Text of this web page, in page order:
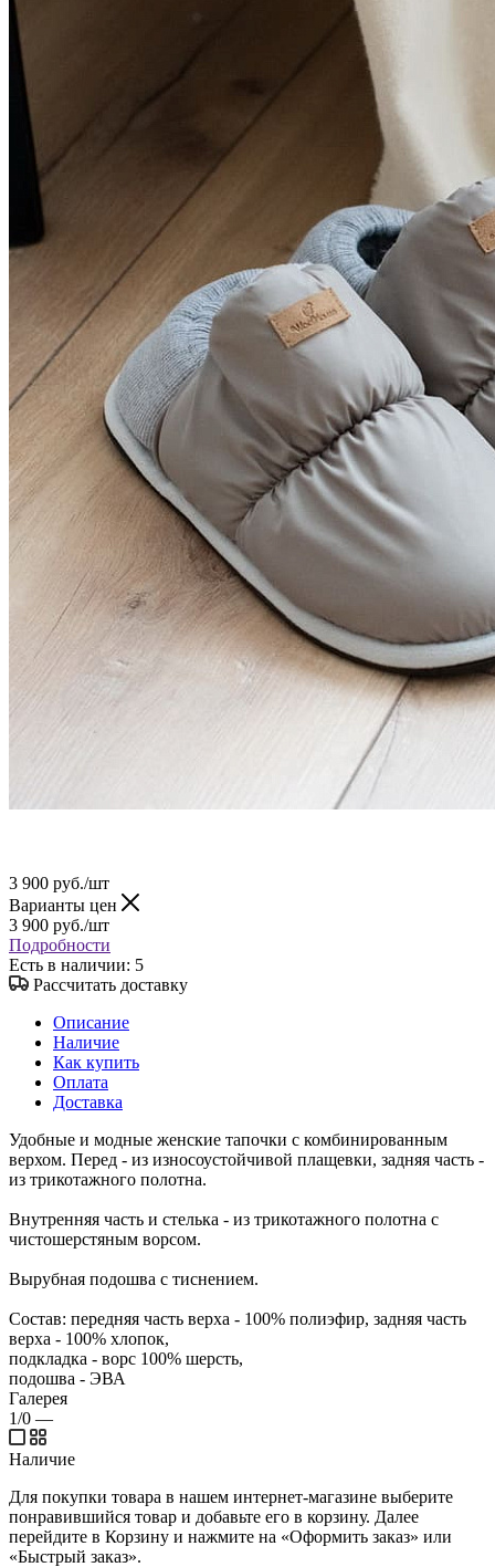
3 900 руб./шт
Варианты цен
3 900 руб./шт
Подробности
Есть в наличии: 5
Рассчитать доставку
Описание
Наличие
Как купить
Оплата
Доставка
Удобные и модные женские тапочки с комбинированным
верхом. Перед - из износоустойчивой плащевки, задняя часть -
из трикотажного полотна.
Внутренняя часть и стелька - из трикотажного полотна с
чистошерстяным ворсом.
Вырубная подошва с тиснением.
Состав: передняя часть верха - 100% полиэфир, задняя часть
верха - 100% хлопок,
подкладка - ворс 100% шерсть,
подошва - ЭВА
Галерея
1/0 —
Наличие
Для покупки товара в нашем интернет-магазине выберите
понравившийся товар и добавьте его в корзину. Далее
перейдите в Корзину и нажмите на «Оформить заказ» или
«Быстрый заказ».